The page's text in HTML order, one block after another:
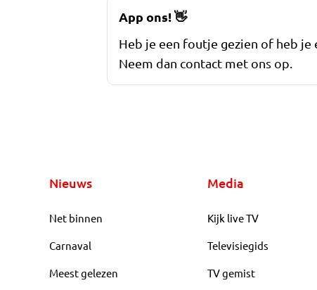
App ons!👋
Heb je een foutje gezien of heb
Neem dan contact met ons op.
Nieuws
Net binnen
Carnaval
Meest gelezen
Media
Kijk live TV
Televisiegids
TV gemist